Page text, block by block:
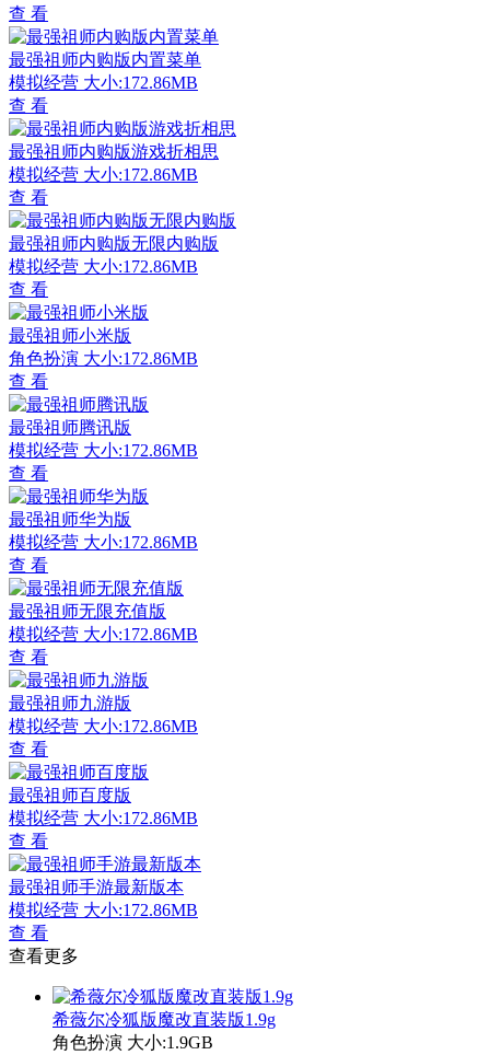
查 看
最强祖师内购版内置菜单
模拟经营 大小:172.86MB
查 看
最强祖师内购版游戏折相思
模拟经营 大小:172.86MB
查 看
最强祖师内购版无限内购版
模拟经营 大小:172.86MB
查 看
最强祖师小米版
角色扮演 大小:172.86MB
查 看
最强祖师腾讯版
模拟经营 大小:172.86MB
查 看
最强祖师华为版
模拟经营 大小:172.86MB
查 看
最强祖师无限充值版
模拟经营 大小:172.86MB
查 看
最强祖师九游版
模拟经营 大小:172.86MB
查 看
最强祖师百度版
模拟经营 大小:172.86MB
查 看
最强祖师手游最新版本
模拟经营 大小:172.86MB
查 看
查看更多
希薇尔冷狐版魔改直装版1.9g
角色扮演 大小:1.9GB